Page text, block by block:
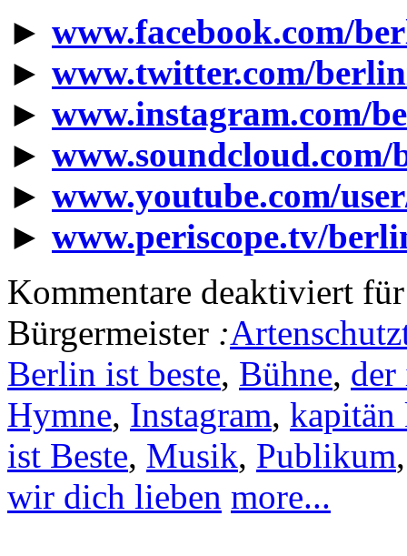
► www.facebook.com/
► www.twitter.com/
► www.instagram.com/
► www.soundcloud.com/
► www.youtube.com/
► www.periscope.tv/
Kommentare deaktiviert
Bürgermeister :
Berlin ist beste, Bühne,
Hymne, Instagram, kapitän
ist Beste, Musik, Publikum
wir dich lieben more...